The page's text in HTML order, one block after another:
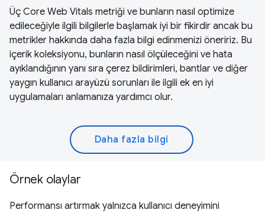
Üç Core Web Vitals metriği ve bunların nasıl optimize
edileceğiyle ilgili bilgilerle başlamak iyi bir fikirdir ancak bu
metrikler hakkında daha fazla bilgi edinmenizi öneririz. Bu
içerik koleksiyonu, bunların nasıl ölçüleceğini ve hata
ayıklandığının yanı sıra çerez bildirimleri, bantlar ve diğer
yaygın kullanıcı arayüzü sorunları ile ilgili ek en iyi
uygulamaları anlamanıza yardımcı olur.
Daha fazla bilgi
Örnek olaylar
Performansı artırmak yalnızca kullanıcı deneyimini